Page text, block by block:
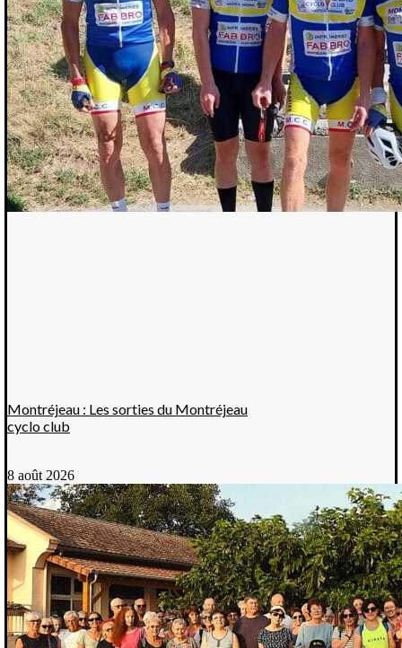
Montréjeau : Les sorties du Montréjeau
cyclo club
8 août 2026